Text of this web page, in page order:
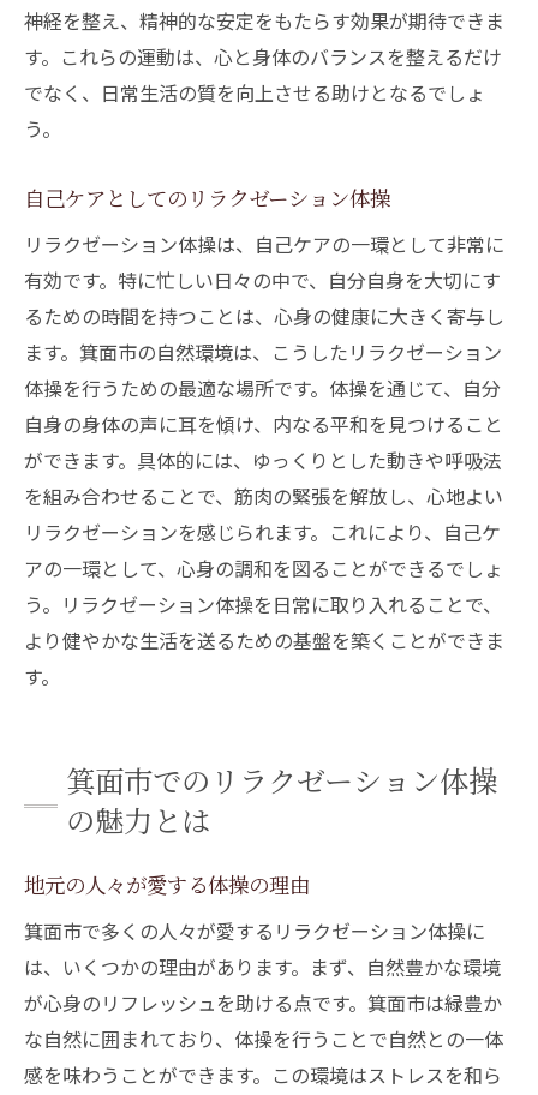
神経を整え、精神的な安定をもたらす効果が期待できま
す。これらの運動は、心と身体のバランスを整えるだけ
でなく、日常生活の質を向上させる助けとなるでしょ
う。
自己ケアとしてのリラクゼーション体操
リラクゼーション体操は、自己ケアの一環として非常に
有効です。特に忙しい日々の中で、自分自身を大切にす
るための時間を持つことは、心身の健康に大きく寄与し
ます。箕面市の自然環境は、こうしたリラクゼーション
体操を行うための最適な場所です。体操を通じて、自分
自身の身体の声に耳を傾け、内なる平和を見つけること
ができます。具体的には、ゆっくりとした動きや呼吸法
を組み合わせることで、筋肉の緊張を解放し、心地よい
リラクゼーションを感じられます。これにより、自己ケ
アの一環として、心身の調和を図ることができるでしょ
う。リラクゼーション体操を日常に取り入れることで、
より健やかな生活を送るための基盤を築くことができま
す。
箕面市でのリラクゼーション体操
の魅力とは
地元の人々が愛する体操の理由
箕面市で多くの人々が愛するリラクゼーション体操に
は、いくつかの理由があります。まず、自然豊かな環境
が心身のリフレッシュを助ける点です。箕面市は緑豊か
な自然に囲まれており、体操を行うことで自然との一体
感を味わうことができます。この環境はストレスを和ら